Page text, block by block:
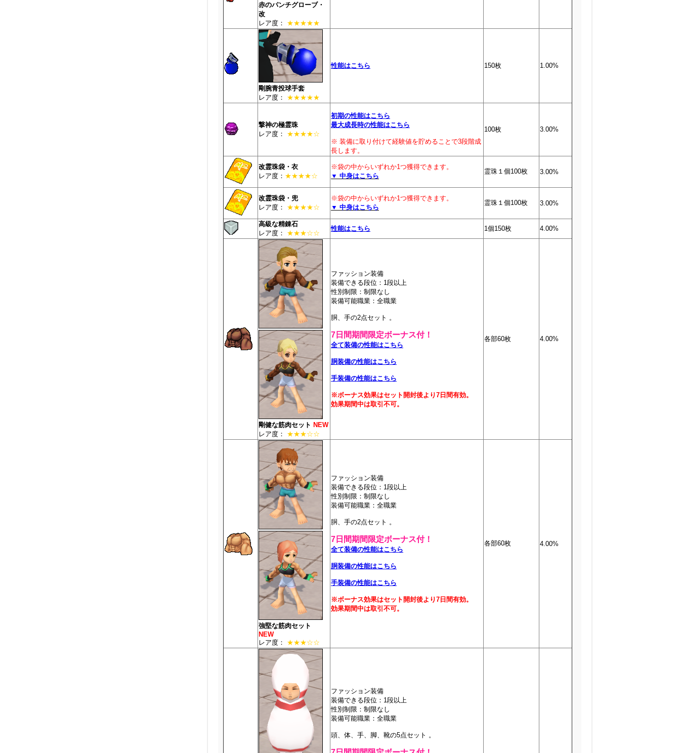
赤のパンチグローブ・
改
レア度： ★★★★★
剛腕青投球手套
レア度： ★★★★★
性能はこちら 150枚 1.00%
撃神の極霊珠
レア度： ★★★★☆
初期の性能はこちら
最大成長時の性能はこちら
※ 装備に取り付けて経験値を貯めることで3段階成
長します。
100枚 3.00%
改霊珠袋・衣
レア度： ★★★★☆
※袋の中からいずれか1つ獲得できます。
▼ 中身はこちら
霊珠１個100枚 3.00%
改霊珠袋・兜
レア度： ★★★★☆
※袋の中からいずれか1つ獲得できます。
▼ 中身はこちら
霊珠１個100枚 3.00%
高級な精錬石
レア度： ★★★☆☆
性能はこちら 1個150枚 4.00%
剛健な筋肉セット NEW
レア度： ★★★☆☆
ファッション装備
装備できる段位：1段以上
性別制限：制限なし
装備可能職業：全職業
胴、手の2点セット 。
7日間期間限定ボーナス付！
全て装備の性能はこちら
胴装備の性能はこちら
手装備の性能はこちら
※ボーナス効果はセット開封後より7日間有効。
効果期間中は取引不可。
各部60枚 4.00%
強堅な筋肉セット
NEW
レア度： ★★★☆☆
ファッション装備
装備できる段位：1段以上
性別制限：制限なし
装備可能職業：全職業
胴、手の2点セット 。
7日間期間限定ボーナス付！
全て装備の性能はこちら
胴装備の性能はこちら
手装備の性能はこちら
※ボーナス効果はセット開封後より7日間有効。
効果期間中は取引不可。
各部60枚 4.00%
ファッション装備
装備できる段位：1段以上
性別制限：制限なし
装備可能職業：全職業
頭、体、手、脚、靴の5点セット 。